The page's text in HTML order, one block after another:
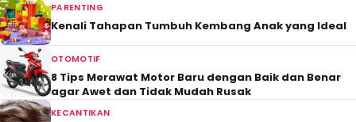
PARENTING
Kenali Tahapan Tumbuh Kembang Anak yang Ideal
OTOMOTIF
8 Tips Merawat Motor Baru dengan Baik dan Benar
agar Awet dan Tidak Mudah Rusak
KECANTIKAN